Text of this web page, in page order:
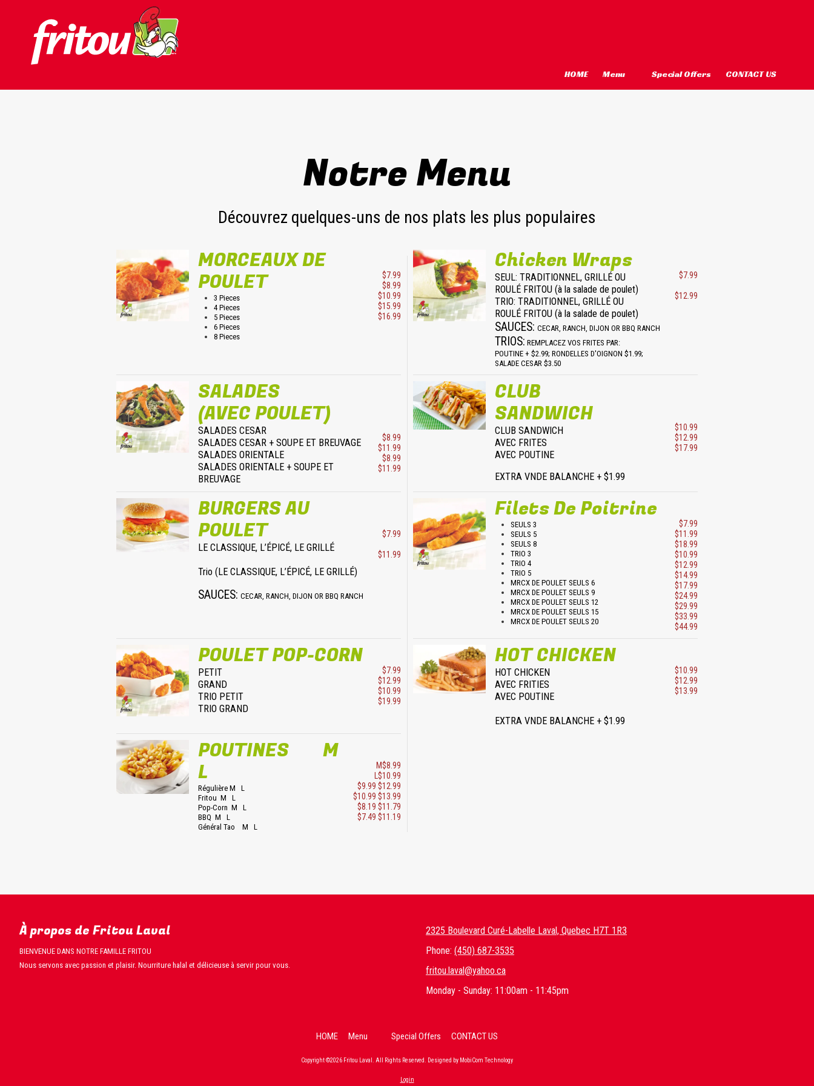
Skip to content
HOME Menu Special Offers CONTACT US
Notre Menu
Découvrez quelques-uns de nos plats les plus populaires
MORCEAUX DE
POULET
3 Pieces
4 Pieces
5 Pieces
6 Pieces
8 Pieces
$7.99
$8.99
$10.99
$15.99
$16.99
Chicken Wraps
SEUL: TRADITIONNEL, GRILLÉ OU
ROULÉ FRITOU (à la salade de poulet)
TRIO: TRADITIONNEL, GRILLÉ OU
ROULÉ FRITOU (à la salade de poulet)
SAUCES: CECAR, RANCH, DIJON OR BBQ RANCH
TRIOS: REMPLACEZ VOS FRITES PAR:
POUTINE + $2.99; RONDELLES D'OIGNON $1.99;
SALADE CESAR $3.50
$7.99
$12.99
SALADES
(AVEC POULET)
SALADES CESAR
SALADES CESAR + SOUPE ET BREUVAGE
SALADES ORIENTALE
SALADES ORIENTALE + SOUPE ET
BREUVAGE
$8.99
$11.99
$8.99
$11.99
CLUB
SANDWICH
CLUB SANDWICH
AVEC FRITES
AVEC POUTINE
EXTRA VNDE BALANCHE + $1.99
$10.99
$12.99
$17.99
BURGERS AU
POULET
LE CLASSIQUE, L’ÉPICÉ, LE GRILLÉ
Trio (LE CLASSIQUE, L’ÉPICÉ, LE GRILLÉ)
SAUCES: CECAR, RANCH, DIJON OR BBQ RANCH
$7.99
$11.99
Filets De Poitrine
SEULS 3
SEULS 5
SEULS 8
TRIO 3
TRIO 4
TRIO 5
MRCX DE POULET SEULS 6
MRCX DE POULET SEULS 9
MRCX DE POULET SEULS 12
MRCX DE POULET SEULS 15
MRCX DE POULET SEULS 20
$7.99
$11.99
$18.99
$10.99
$12.99
$14.99
$17.99
$24.99
$29.99
$33.99
$44.99
POULET POP-CORN
PETIT
GRAND
TRIO PETIT
TRIO GRAND
$7.99
$12.99
$10.99
$19.99
HOT CHICKEN
HOT CHICKEN
AVEC FRITIES
AVEC POUTINE
EXTRA VNDE BALANCHE + $1.99
$10.99
$12.99
$13.99
POUTINES M
L
Régulière M L
Fritou M L
Pop-Corn M L
BBQ M L
Général Tao M L
M$8.99
L$10.99
$9.99 $12.99
$10.99 $13.99
$8.19 $11.79
$7.49 $11.19
À propos de Fritou Laval
BIENVENUE DANS NOTRE FAMILLE FRITOU
Nous servons avec passion et plaisir. Nourriture halal et délicieuse à servir pour vous.
2325 Boulevard Curé-Labelle Laval, Quebec H7T 1R3
Phone: (450) 687-3535
fritou.laval@yahoo.ca
Monday - Sunday: 11:00am - 11:45pm
HOME Menu Special Offers CONTACT US
Copyright ©2026 Fritou Laval. All Rights Reserved. Designed by MobiCom Technology
Login